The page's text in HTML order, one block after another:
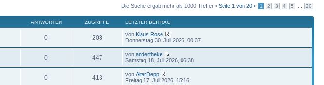
Die Suche ergab mehr als 1000 Treffer • Seite 1 von 20 • 1 2 3 4 5 20
ANTWORTEN ZUGRIFFE LETZTER BEITRAG
0 208 von Klaus Rose
Donnerstag 30. Juli 2026, 00:37
0 447 vonandertheke
Samstag 18. Juli 2026, 06:38
0 413 vonAlterDepp
Freitag 17. Juli 2026, 15:16